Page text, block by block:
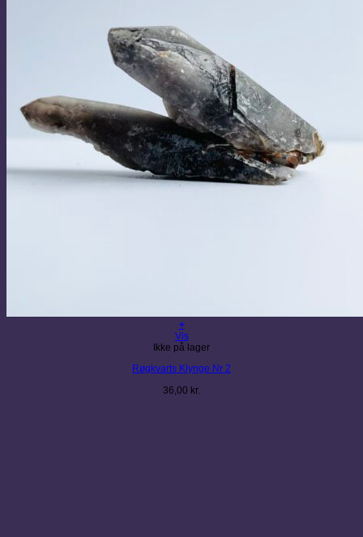
+
Vis
Ikke på lager
Røgkvarts Klynge Nr 2
36,00 kr.